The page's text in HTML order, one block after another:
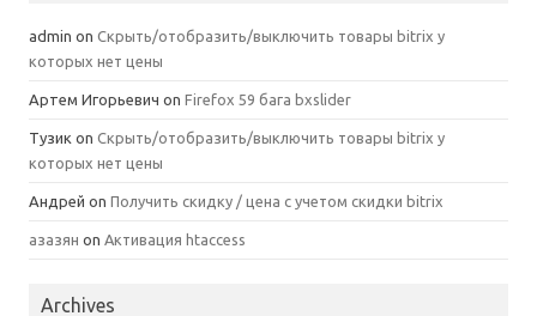
admin on Скрыть/отобразить/выключить товары bitrix у
которых нет цены
Артем Игорьевич on Firefox 59 бага bxslider
Тузик on Скрыть/отобразить/выключить товары bitrix у
которых нет цены
Андрей on Получить скидку / цена с учетом скидки bitrix
азазян on Активация htaccess
Archives